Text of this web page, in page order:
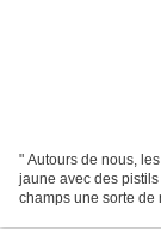
" Autours de nous,
jaune avec des
champs une sorte de